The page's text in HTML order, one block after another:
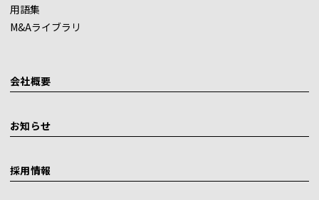
用語集
M&Aライブラリ
会社概要
お知らせ
採用情報